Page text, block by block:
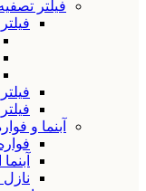
فیلتر
آبنما و
نازل